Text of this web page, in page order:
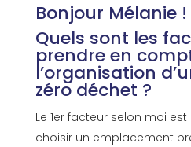
Bonjour Mélanie !
Quels sont les
prendre en
l’organisation
zéro déchet ?
Le 1er facteur selon moi est
choisir un emplacement